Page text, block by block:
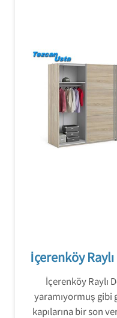
İçerenköy
İçerenköy Raylı
yaramıyormuş gibi
kapılarına bir son